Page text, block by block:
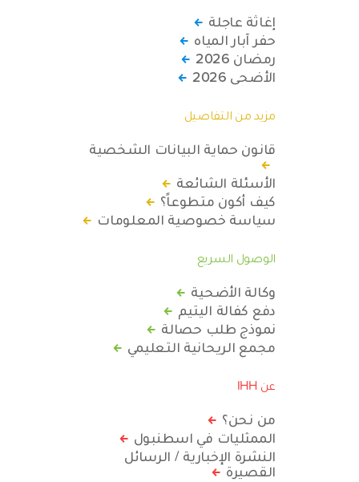
إغاثة عاجلة
حفر آبار المياه
رمضان 2026
الأضحى 2026
مزيد من التفاصيل
قانون حماية البيانات الشخصية
الأسئلة الشائعة
كيف أكون متطوعاً؟
سياسة خصوصية المعلومات
الوصول السريع
وكالة الأضحية
دفع كفالة اليتيم
نموذج طلب حصالة
مجمع الريحانية التعليمي
عن IHH
من نحن؟
الممثليات في اسطنبول
النشرة الإخبارية / الرسائل
القصيرة